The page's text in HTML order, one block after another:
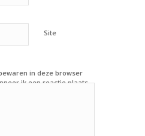
Site
in deze browser
ik een reactie plaats.